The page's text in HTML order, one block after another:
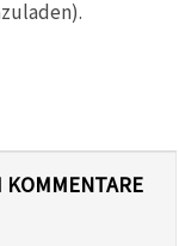
KOMMENTARE